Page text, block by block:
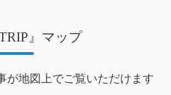
』マップ
が地図上でご覧いただけます